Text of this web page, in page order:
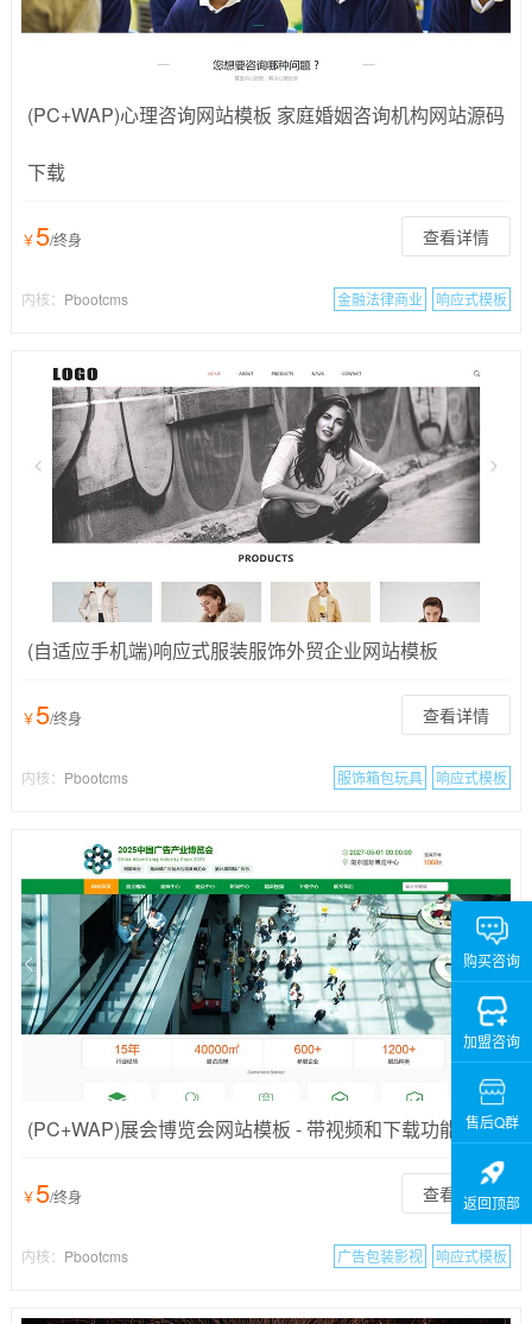
(PC+WAP)心理咨询网站模板 家庭婚姻咨询机构网站源码
下载
￥5/终身 查看详情
内核： Pbootcms 金融法律商业 响应式模板
(自适应手机端)响应式服装服饰外贸企业网站模板
￥5/终身 查看详情
内核： Pbootcms 服饰箱包玩具 响应式模板
(PC+WAP)展会博览会网站模板 - 带视频和下载功能
￥5/终身 查看详情
内核： Pbootcms 广告包装影视 响应式模板
购买咨询
加盟咨询
售后Q群
返回顶部